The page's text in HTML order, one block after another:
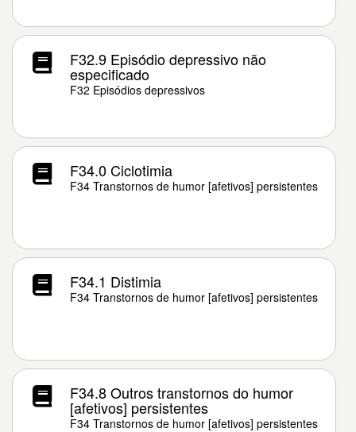
F32.9 Episódio depressivo não
especificado
F32 Episódios depressivos
F34.0 Ciclotimia
F34 Transtornos de humor [afetivos] persistentes
F34.1 Distimia
F34 Transtornos de humor [afetivos] persistentes
F34.8 Outros transtornos do humor
[afetivos] persistentes
F34 Transtornos de humor [afetivos] persistentes